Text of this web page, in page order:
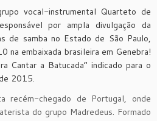
vocal-instrumental Quarteto de
por ampla divulgação da
de samba no Estado de São Paulo,
na embaixada brasileira em Genebra!
Cantar a Batucada” indicado para o
2015.
recém-chegado de Portugal, onde
do grupo Madredeus. Formado